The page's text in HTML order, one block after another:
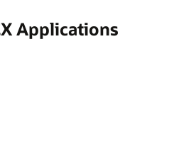
Applications